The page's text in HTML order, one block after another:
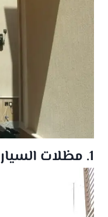
1. مظلات السيارات